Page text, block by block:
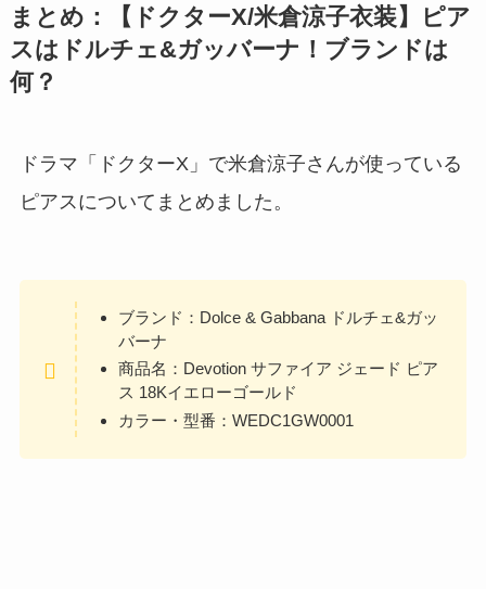
まとめ：【ドクターX/米倉涼子衣装】ピア
スはドルチェ&ガッバーナ！ブランドは
何？
ドラマ「ドクターX」で米倉涼子さんが使っている
ピアスについてまとめました。
ブランド：Dolce & Gabbana ドルチェ&ガッ
バーナ
商品名：Devotion サファイア ジェード ピア
ス 18Kイエローゴールド
カラー・型番：WEDC1GW0001